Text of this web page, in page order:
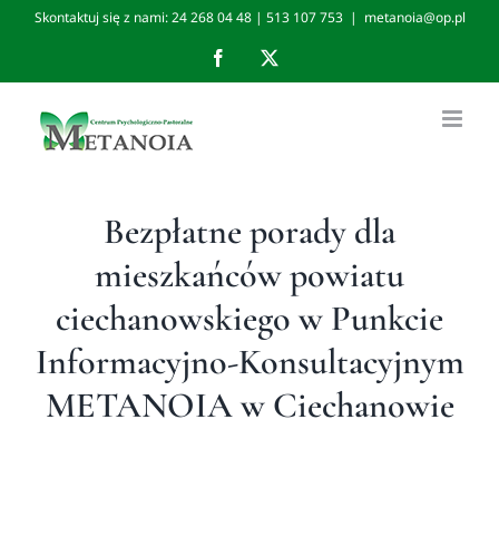
content
Skontaktuj się z nami: 24 268 04 48 | 513 107 753 | metanoia@op.pl
Facebook
Bezpłatne porady dla
mieszkańców powiatu
ciechanowskiego w Punkcie
Informacyjno-Konsultacyjnym
METANOIA w Ciechanowie